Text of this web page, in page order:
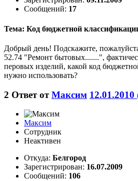
Сообщений: 17
Тема: Код бюджетной
Добрый день! Подскажите,
52.74 "Ремонт бытовых.......",
перовых изделий, какой код
нужно использовать?
2 Ответ отМаксим 12.01.2010
Максим
Сотрудник
Неактивен
Откуда: Белгород
Зарегистрирован: 16.07.2009
Сообщений: 106